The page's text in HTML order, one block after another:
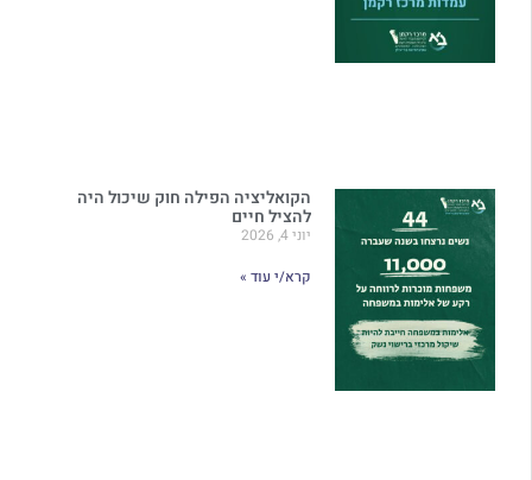
הקואליציה הפילה חוק שיכול היה
להציל חיים
יוני 4, 2026
קרא/י עוד »